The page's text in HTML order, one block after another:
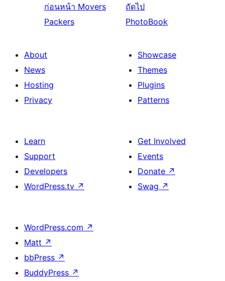
ก่อนหน้า Movers
Packers
ถัดไป
PhotoBook
About
News
Hosting
Privacy
Showcase
Themes
Plugins
Patterns
Learn
Support
Developers
WordPress.tv ↗
Get Involved
Events
Donate ↗
Swag ↗
WordPress.com ↗
Matt ↗
bbPress ↗
BuddyPress ↗